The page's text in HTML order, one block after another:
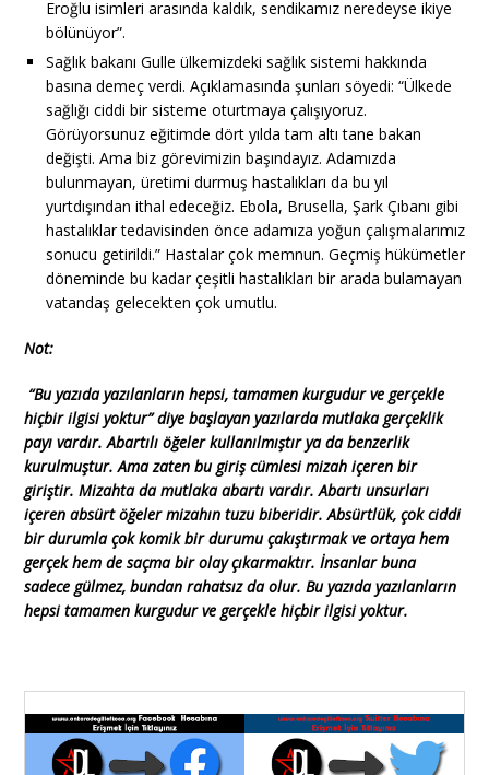
Eroğlu isimleri arasında kaldık, sendikamız neredeyse ikiye
bölünüyor”.
Sağlık bakanı Gulle ülkemizdeki sağlık sistemi hakkında
basına demeç verdi. Açıklamasında şunları söyedi: “Ülkede
sağlığı ciddi bir sisteme oturtmaya çalışıyoruz.
Görüyorsunuz eğitimde dört yılda tam altı tane bakan
değişti. Ama biz görevimizin başındayız. Adamızda
bulunmayan, üretimi durmuş hastalıkları da bu yıl
yurtdışından ithal edeceğiz. Ebola, Brusella, Şark Çıbanı gibi
hastalıklar tedavisinden önce adamıza yoğun çalışmalarımız
sonucu getirildi.” Hastalar çok memnun. Geçmiş hükümetler
döneminde bu kadar çeşitli hastalıkları bir arada bulamayan
vatandaş gelecekten çok umutlu.
Not:
“Bu yazıda yazılanların hepsi, tamamen kurgudur ve gerçekle
hiçbir ilgisi yoktur” diye başlayan yazılarda mutlaka gerçeklik
payı vardır. Abartılı öğeler kullanılmıştır ya da benzerlik
kurulmuştur. Ama zaten bu giriş cümlesi mizah içeren bir
giriştir. Mizahta da mutlaka abartı vardır. Abartı unsurları
içeren absürt öğeler mizahın tuzu biberidir. Absürtlük, çok ciddi
bir durumla çok komik bir durumu çakıştırmak ve ortaya hem
gerçek hem de saçma bir olay çıkarmaktır. İnsanlar buna
sadece gülmez, bundan rahatsız da olur. Bu yazıda yazılanların
hepsi tamamen kurgudur ve gerçekle hiçbir ilgisi yoktur.